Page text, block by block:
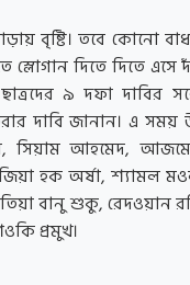
বৃষ্টি। তবে কোনো
স্লোগান দিতে দিতে
৯ দফা দাবির
দাবি জানান। এ
সিয়াম আহমেদ,
হক অর্ষা,
বানু শুকু,
প্রমুখ।